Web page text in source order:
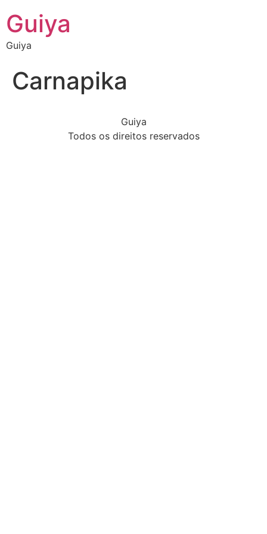
Guiya
Guiya
Carnapika
Guiya
Todos os direitos reservados